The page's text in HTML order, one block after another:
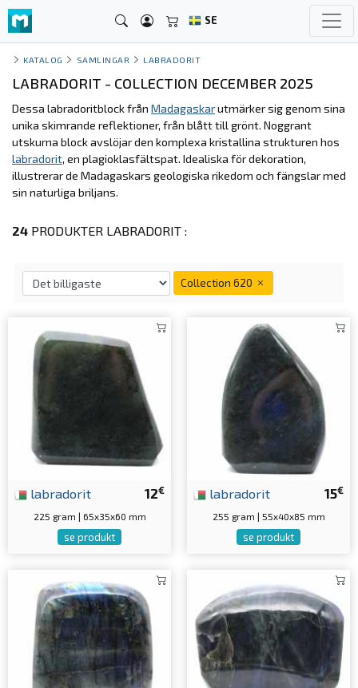
SE
KATALOG SAMLINGAR LABRADORIT
LABRADORIT - COLLECTION DECEMBER 2025
Dessa labradoritblock från Madagaskarutmärker sig genom sina
unika skimrande reflektioner, från blått till grönt. Noggrant
utskurna block avslöjar den komplexa kristallina strukturen hos
labradorit, en plagioklasfältspat. Idealiska för dekoration,
illustrerar de Madagaskars geologiska rikedom och fängslar med
sin naturliga briljans.
24 PRODUKTER LABRADORIT :
Collection 620
12€
labradorit
225 gram | 65x35x60 mm
se produkt
15€
labradorit
255 gram | 55x40x85 mm
se produkt